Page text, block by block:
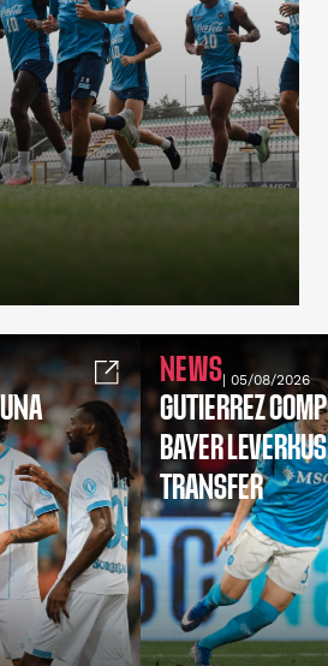
NEWS| 05/08/2026
GUTIERREZ
BAYER
TRANSFER